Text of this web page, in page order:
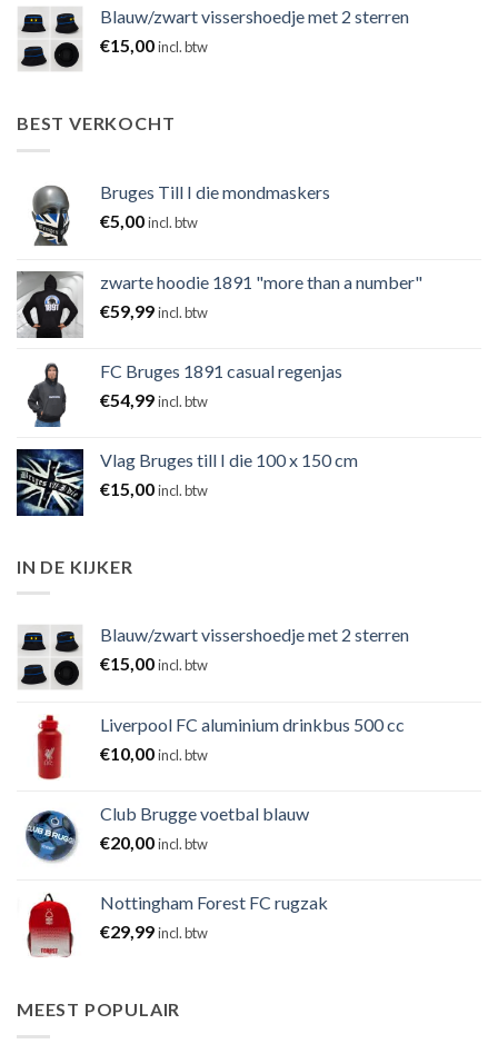
Blauw/zwart vissershoedje met 2 sterren
€15,00incl. btw
BEST VERKOCHT
Bruges Till I die mondmaskers
€5,00incl. btw
zwarte hoodie 1891 "more than a number"
€59,99incl. btw
FC Bruges 1891 casual regenjas
€54,99incl. btw
Vlag Bruges till I die 100 x 150 cm
€15,00incl. btw
IN DE KIJKER
Blauw/zwart vissershoedje met 2 sterren
€15,00incl. btw
Liverpool FC aluminium drinkbus 500 cc
€10,00incl. btw
Club Brugge voetbal blauw
€20,00incl. btw
Nottingham Forest FC rugzak
€29,99incl. btw
MEEST POPULAIR